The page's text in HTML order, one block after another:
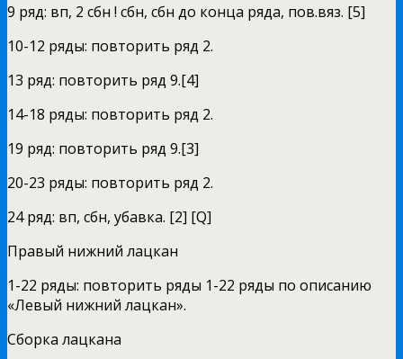
9 ряд: вп, 2 сбн ! сбн, сбн до конца ряда, пов.вяз. [5]
10-12 ряды: повторить ряд 2.
13 ряд: повторить ряд 9.[4]
14-18 ряды: повторить ряд 2.
19 ряд: повторить ряд 9.[3]
20-23 ряды: повторить ряд 2.
24 ряд: вп, сбн, убавка. [2] [Q]
Правый нижний лацкан
1-22 ряды: повторить ряды 1-22 ряды по описанию
«Левый нижний лацкан».
Сборка лацкана